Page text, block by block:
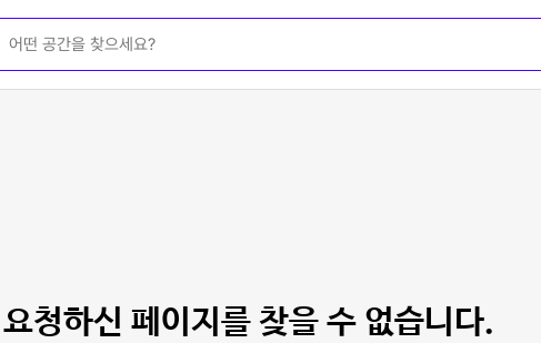
요청하신 페이지를 찾을 수 없습니다.